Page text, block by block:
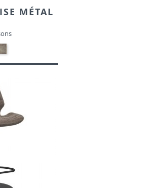
MÉTAL
GRIS
MAT
PATINE-